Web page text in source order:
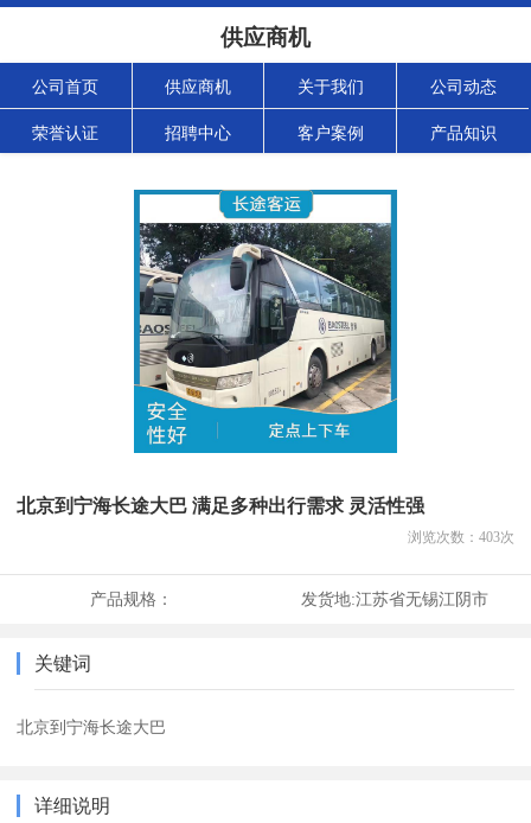
供应商机
公司首页 供应商机 关于我们 公司动态
荣誉认证 招聘中心 客户案例 产品知识
北京到宁海长途大巴 满足多种出行需求 灵活性强
浏览次数： 403次
产品规格： 发货地:江苏省无锡江阴市
关键词
北京到宁海长途大巴
详细说明